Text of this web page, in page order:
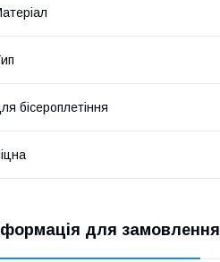
бісероплетіння
для замовлення